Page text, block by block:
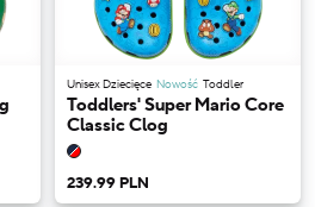
Unisex Dziecięce Nowość Toddler
Toddlers' Super Mario Core
Classic Clog
239.99 PLN